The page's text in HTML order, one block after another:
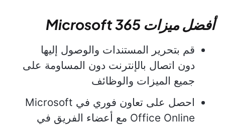
أفضل ميزات Microsoft 365
قم بتحرير المستندات والوصول إليها
دون اتصال بالإنترنت دون المساومة على
جميع الميزات والوظائف
احصل على تعاون فوري في Microsoft
Office Online مع أعضاء الفريق في